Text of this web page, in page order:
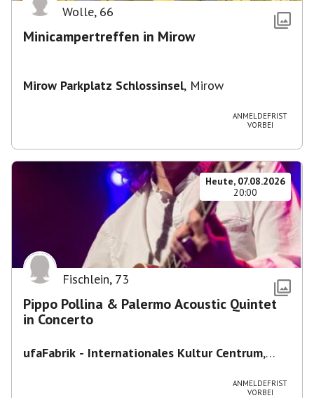
Wolle, 66
Minicampertreffen in Mirow
Mirow Parkplatz Schlossinsel, Mirow
ANMELDEFRIST
VORBEI
Heute, 07.08.2026
20:00
Fischlein, 73
Pippo Pollina & Palermo Acoustic Quintet
in Concerto
ufaFabrik - Internationales Kultur Centrum,
ANMELDEFRIST
VORBEI